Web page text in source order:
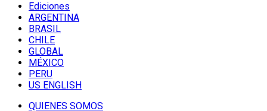
Ediciones
ARGENTINA
BRASIL
CHILE
GLOBAL
MÉXICO
PERU
US ENGLISH
QUIENES SOMOS